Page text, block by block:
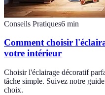
Conseils Pratiques6 min
Comment choisir
votre intérieur
Choisir l'éclairage décoratif
tâche simple. Suivez notre
choix.